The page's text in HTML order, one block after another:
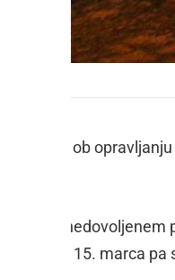
so ob
18.00 pri
V soboto, 15. marca